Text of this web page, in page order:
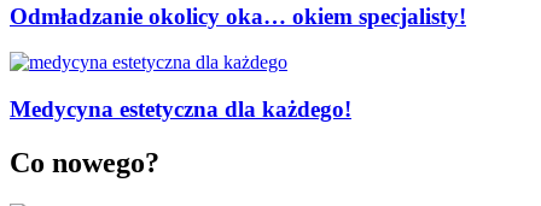
Odmładzanie okolicy oka… okiem specjalisty!
Medycyna estetyczna dla każdego!
Co nowego?